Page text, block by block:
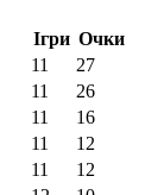
Ігри Очки
11
27
11
26
11
16
11
12
11
12